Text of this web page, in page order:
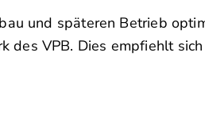
und späteren Betrieb
des VPB. Dies empfiehlt